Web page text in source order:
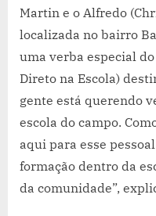
Martin e o Alfredo
localizada no bairro
uma verba especial
Direto na Escola)
gente está querendo
escola do campo.
aqui para esse
formação dentro da
da comunidade”,